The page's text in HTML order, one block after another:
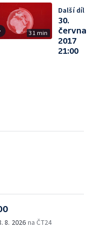
31 min
Další díl
30.
června
2017
21:00
8. 2026 na ČT24